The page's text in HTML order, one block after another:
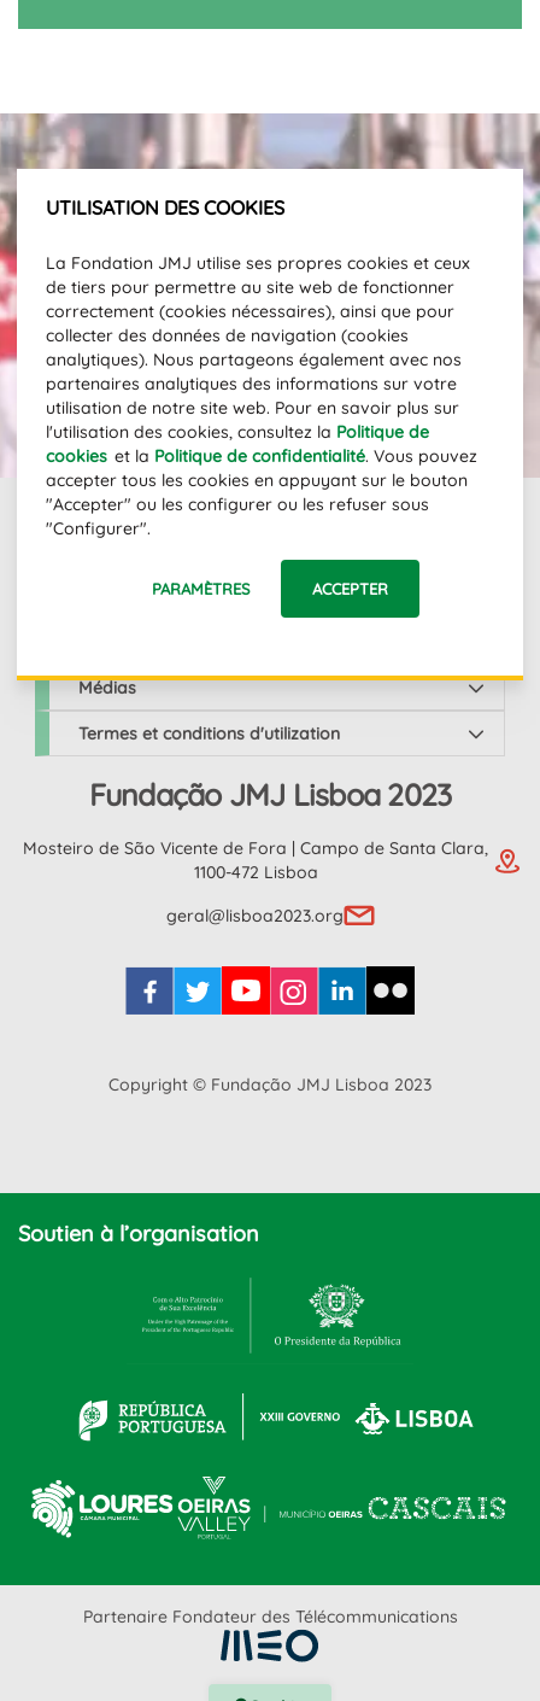
UTILISATION DES COOKIES
La Fondation JMJ utilise ses propres cookies et ceux
de tiers pour permettre au site web de fonctionner
correctement (cookies nécessaires), ainsi que pour
collecter des données de navigation (cookies
analytiques). Nous partageons également avec nos
partenaires analytiques des informations sur votre
utilisation de notre site web. Pour en savoir plus sur
l'utilisation des cookies, consultez la Politique de
cookies et la Politique de confidentialité. Vous pouvez
accepter tous les cookies en appuyant sur le bouton
"Accepter" ou les configurer ou les refuser sous
"Configurer".
PARAMÈTRES ACCEPTER
tenez-vous informés de l'actualité.
Adresse e-mail
S'ABONNER
Links
Médias
Termes et conditions d'utilization
Fundação JMJ Lisboa 2023
Mosteiro de São Vicente de Fora | Campo de Santa Clara,
1100-472 Lisboa
geral@lisboa2023.org
Copyright © Fundação JMJ Lisboa 2023
Soutien à l’organisation
Partenaire Fondateur des Télécommunications